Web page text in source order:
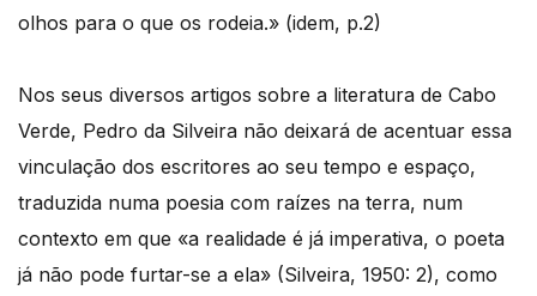
olhos para o que os rodeia.» (idem, p.2)
Nos seus diversos artigos sobre a literatura de Cabo
Verde, Pedro da Silveira não deixará de acentuar essa
vinculação dos escritores ao seu tempo e espaço,
traduzida numa poesia com raízes na terra, num
contexto em que «a realidade é já imperativa, o poeta
já não pode furtar-se a ela» (Silveira, 1950: 2), como